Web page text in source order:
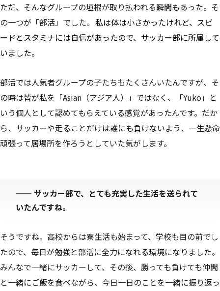
ただ、そんなグループの垣根が取り払われる瞬間もあった。そ
の一つが「部活」でした。 私は体は小さかったけれど、スピ
ードとスタミナには自信があったので、サッカー部に所属して
いました。
部活では人気者グループの子たちもたくさんいたんですが、そ
の時は皆が私を「Asian（アジア人）」ではなく、「Yuko」と
いう個人として認めてもらえている感覚があったんです。だか
ら、サッカーや走ることだけは誰にも負けないよう、一生懸命
頑張って居場所を作ろうとしていた気がします。
── サッカー部で、とても充実した生活を送られて
いたんですね。
そうですね。高校からは寮生活も始まって、学校も目の前でし
たので、毎日が勉強と部活に全力になれる環境になりました。
みんなで一緒にサッカーして、その後、勝っても負けても仲間
と一緒にご飯を食べながら、今日一日のことを一緒に振り返っ